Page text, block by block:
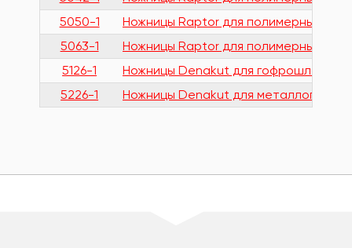
5050-1
Ножницы Raptor для полимерных
5063-1
Ножницы Raptor для полимерных
5126-1
Ножницы Denakut для
5226-1
Ножницы Denakut для